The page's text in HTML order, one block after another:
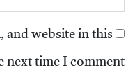
website in this
time I comment.